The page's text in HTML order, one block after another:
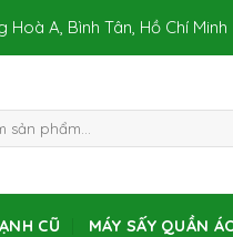
A, Bình Tân, Hồ Chí Minh
CŨ MÁY SẤY QUẦN